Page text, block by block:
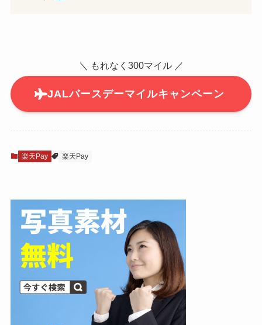
＼ もれなく300マイル ／
JALバースデーマイルキャンペーン
楽天Pay 楽天Pay